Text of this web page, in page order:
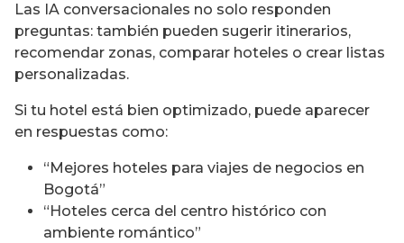
Las IA conversacionales no solo responden
preguntas: también pueden sugerir itinerarios,
recomendar zonas, comparar hoteles o crear listas
personalizadas.
Si tu hotel está bien optimizado, puede aparecer
en respuestas como:
“Mejores hoteles para viajes de negocios en
Bogotá”
“Hoteles cerca del centro histórico con
ambiente romántico”